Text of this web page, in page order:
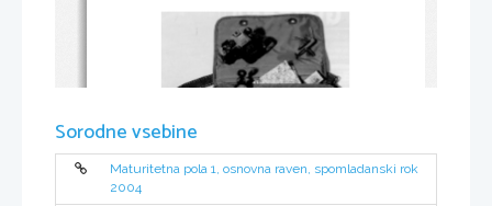
Sorodne vsebine
Maturitetna pola 1, osnovna raven, spomladanski rok
2004